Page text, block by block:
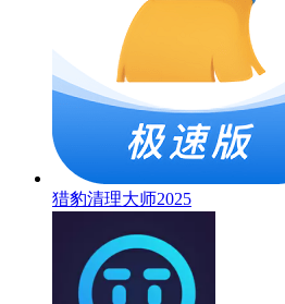
猎豹清理大师2025